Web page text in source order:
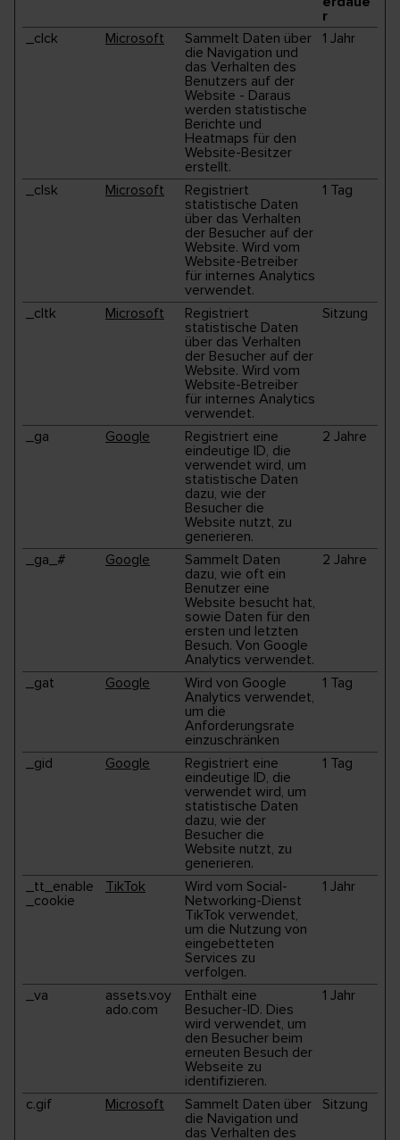
r
_clck
Microsoft
Sammelt Daten über
die Navigation und
das Verhalten des
Benutzers auf der
Website - Daraus
werden statistische
Berichte und
Heatmaps für den
Website-Besitzer
erstellt.
1 Jahr
_clsk Microsoft
Registriert
statistische Daten
über das Verhalten
der Besucher auf der
Website. Wird vom
Website-Betreiber
für internes Analytics
verwendet.
1 Tag
_cltk Microsoft
Registriert
statistische Daten
über das Verhalten
der Besucher auf der
Website. Wird vom
Website-Betreiber
für internes Analytics
verwendet.
Sitzung
_ga Google
Registriert eine
eindeutige ID, die
verwendet wird, um
statistische Daten
dazu, wie der
Besucher die
Website nutzt, zu
generieren.
2 Jahre
_ga_# Google
Sammelt Daten
dazu, wie oft ein
Benutzer eine
Website besucht hat,
sowie Daten für den
ersten und letzten
Besuch. Von Google
Analytics verwendet.
2 Jahre
_gat Google
Wird von Google
Analytics verwendet,
um die
Anforderungsrate
einzuschränken
1 Tag
_gid Google
Registriert eine
eindeutige ID, die
verwendet wird, um
statistische Daten
dazu, wie der
Besucher die
Website nutzt, zu
generieren.
1 Tag
_tt_enable
_cookie
TikTok
Wird vom Social-
Networking-Dienst
TikTok verwendet,
um die Nutzung von
eingebetteten
Services zu
verfolgen.
1 Jahr
_va
assets.voy
ado.com
Enthält eine
Besucher-ID. Dies
wird verwendet, um
den Besucher beim
erneuten Besuch der
Webseite zu
identifizieren.
1 Jahr
c.gif Microsoft
Sammelt Daten über
die Navigation und
das Verhalten des
Sitzung